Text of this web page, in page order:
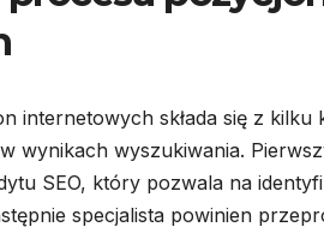
internetowych składa się z
wynikach wyszukiwania.
SEO, który pozwala na
specjalista powinien